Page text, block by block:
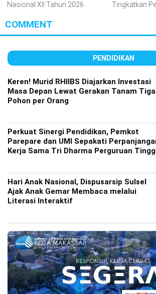
Nasional XII Tahun 2026
Tingkatkan
COMMENT
PENDIDIKAN
Keren! Murid RHIIBS Diajarkan Investasi
Masa Depan Lewat Gerakan Tanam Tiga
Pohon per Orang
Perkuat Sinergi Pendidikan, Pemkot
Parepare dan UMI Sepakati
Kerja Sama Tri Dharma Perguruan
Hari Anak Nasional, Dispusarsip Sulsel
Ajak Anak Gemar Membaca melalui
Literasi Interaktif